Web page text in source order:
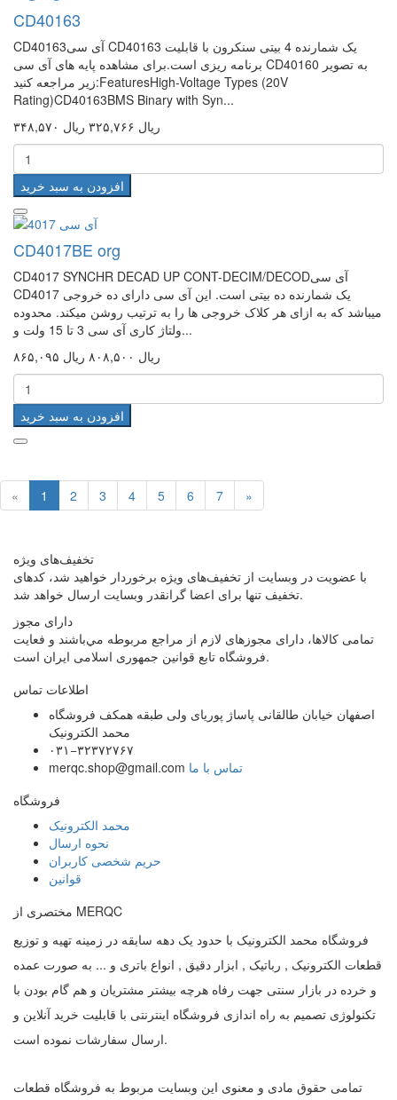
CD40163
CD40163آی سی CD40163 یک شمارنده 4 بیتی سنکرون با قابلیت
برنامه ریزی است.برای مشاهده پایه های آی سی CD40160 به تصویر
زیر مراجعه کنید:FeaturesHigh-Voltage Types (20V
Rating)CD40163BMS Binary with Syn...
۳۴۸,۵۷۰ ریال ۳۲۵,۷۶۶ ریال
افزودن به سبد خرید
CD4017BE org
CD4017 SYNCHR DECAD UP CONT-DECIM/DECODآی سی
CD4017 یک شمارنده ده بیتی است. این آی سی دارای ده خروجی
میباشد که به ازای هر کلاک خروجی ها را به ترتیب روشن میکند. محدوده
ولتاژ کاری آی سی 3 تا 15 ولت و...
۸۶۵,۰۹۵ ریال ۸۰۸,۵۰۰ ریال
افزودن به سبد خرید
« 1 2 3 4 5 6 7 »
تخفیف‌های ویژه
با عضویت در وبسایت از تخفیف‌های ویژه برخوردار خواهید شد، کدهای
تخفیف تنها برای اعضا گرانقدر وبسایت ارسال خواهد شد.
دارای مجوز
تمامی كالاها، دارای مجوزهای لازم از مراجع مربوطه مي‌باشند و فعایت
فروشگاه تابع قوانين جمهوری اسلامی ايران است.
اطلاعات تماس
اصفهان خیابان طالقانی پاساژ پوریای ولی طبقه همکف فروشگاه
محمد الکترونیک
۰۳۱−۳۲۳۷۲۷۶۷
merqc.shop@gmail.com تماس با ما
فروشگاه
محمد الکترونیک
نحوه ارسال
حریم شخصی کاربران
قوانین
مختصری از MERQC
فروشگاه محمد الکترونیک با حدود یک دهه سابقه در زمینه تهیه و توزیع
قطعات الکترونیک , رباتیک , ابزار دقیق , انواع باتری و ... به صورت عمده
و خرده در بازار سنتی جهت رفاه هرچه بیشتر مشتریان و هم گام بودن با
تکنولوژی تصمیم به راه اندازی فروشگاه اینترنتی با قابلیت خرید آنلاین و
ارسال سفارشات نموده است.
تمامی حقوق مادی و معنوی این وبسایت مربوط به فروشگاه قطعات